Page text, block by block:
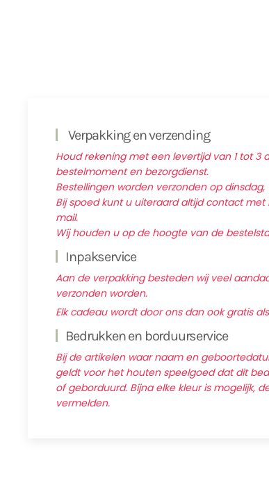
Verpakking en verzending
Houd rekening met een levertijd van 1 tot 3
bestelmoment en bezorgdienst.
Bestellingen worden verzonden op
Bij spoed kunt u uiteraard altijd contact
mail.
Wij houden u op de hoogte van de
Inpakservice
Aan de verpakking besteden wij veel
verzonden worden.
Elk cadeau wordt door ons dan ook gratis
Bedrukken en borduurservice
Bij de artikelen waar naam en
geldt voor het houten speelgoed dat dit
of geborduurd. Bijna elke kleur is mogelijk,
vermelden.